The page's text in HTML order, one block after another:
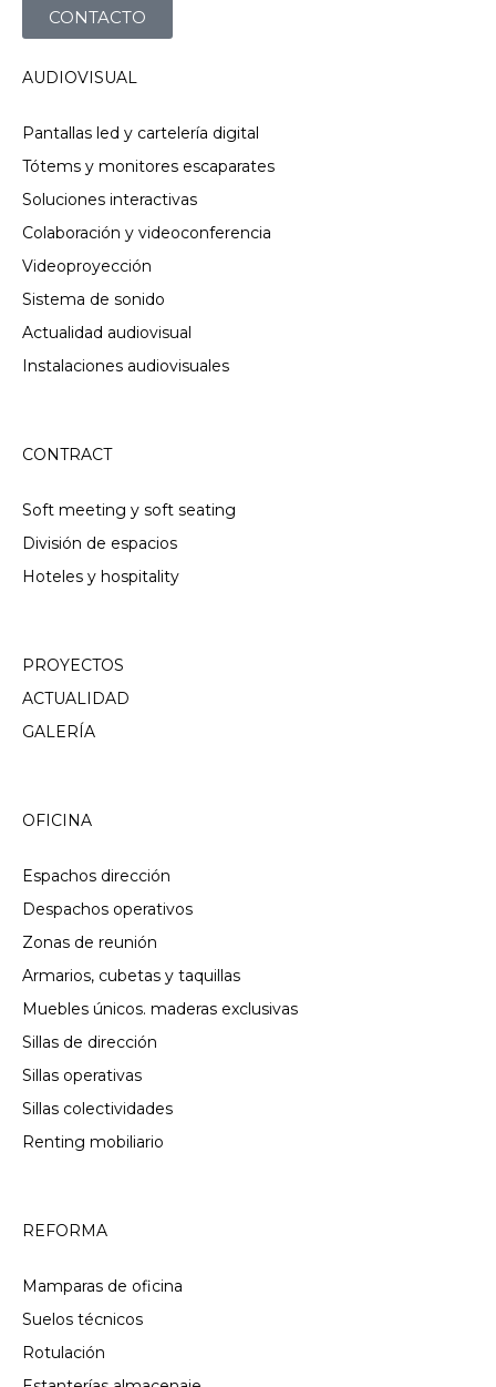
CONTACTO
AUDIOVISUAL
Pantallas led y cartelería digital
Tótems y monitores escaparates
Soluciones interactivas
Colaboración y videoconferencia
Videoproyección
Sistema de sonido
Actualidad audiovisual
Instalaciones audiovisuales
CONTRACT
Soft meeting y soft seating
División de espacios
Hoteles y hospitality
PROYECTOS
ACTUALIDAD
GALERÍA
OFICINA
Espachos dirección
Despachos operativos
Zonas de reunión
Armarios, cubetas y taquillas
Muebles únicos. maderas exclusivas
Sillas de dirección
Sillas operativas
Sillas colectividades
Renting mobiliario
REFORMA
Mamparas de oficina
Suelos técnicos
Rotulación